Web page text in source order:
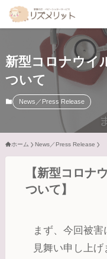
新型コロナウイ
ついて
News／Press Release
ホーム News／Press Release
【新型コロナ
ついて】
まず、今回被
見舞い申し上げ